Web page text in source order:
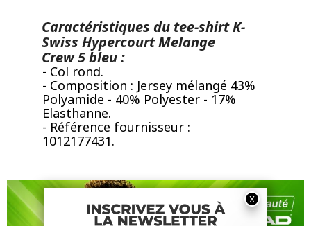
Caractéristiques du tee-shirt K-
Swiss Hypercourt Melange
Crew 5 bleu :
- Col rond.
- Composition : Jersey mélangé 43%
Polyamide - 40% Polyester - 17%
Elasthanne.
- Référence fournisseur :
1012177431.